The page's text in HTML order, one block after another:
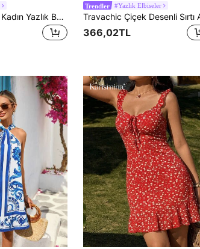
SHEIN PariChic Kadın Yazlık Boyundan Bağlamalı Dik Yakalı Büzgülü Bel Kolsuz Kısa Elbise / Randevu ve Akşam Yemeği / Olgun Parti / Günlük Sokak Giyimi Zarif Zayıf Gösteren Elbise
Trendler #Yazlık Elbiseler
366,02TL